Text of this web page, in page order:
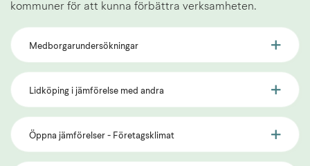
kommuner för att kunna förbättra verksamheten.
Medborgarundersökningar
Lidköping i jämförelse med andra
Öppna jämförelser - Företagsklimat